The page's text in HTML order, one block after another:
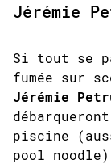
Jérémie
Si tout se
fumée sur
Jérémie
piscine
pool